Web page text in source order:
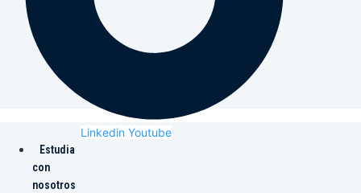
Linkedin Youtube
Estudia
con
nosotros